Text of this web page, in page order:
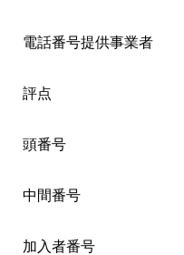
電話番号提供事業者
評点
頭番号
中間番号
加入者番号